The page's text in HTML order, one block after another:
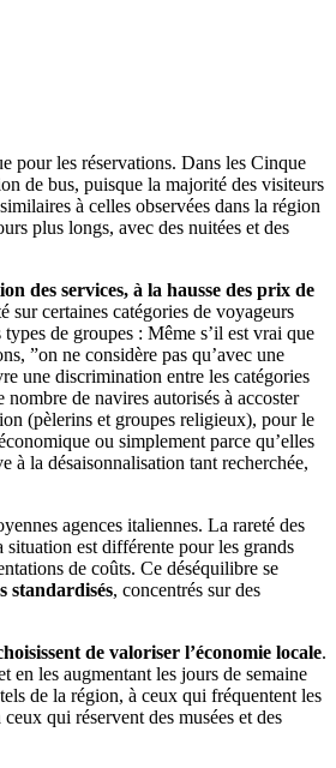
pour les réservations. Dans les Cinque
de bus, puisque la majorité des visiteurs
à celles observées dans la région
plus longs, avec des nuitées et des
des services, à la hausse des prix de
sur certaines catégories de voyageurs
de groupes : Même s’il est vrai que
”on ne considère pas qu’avec une
une discrimination entre les catégories
de navires autorisés à accoster
(pèlerins et groupes religieux), pour le
ou simplement parce qu’elles
à la désaisonnalisation tant recherchée,
agences italiennes. La rareté des
situation est différente pour les grands
de coûts. Ce déséquilibre se
standardisés, concentrés sur des
de valoriser l’économie locale.
en les augmentant les jours de semaine
de la région, à ceux qui fréquentent les
qui réservent des musées et des